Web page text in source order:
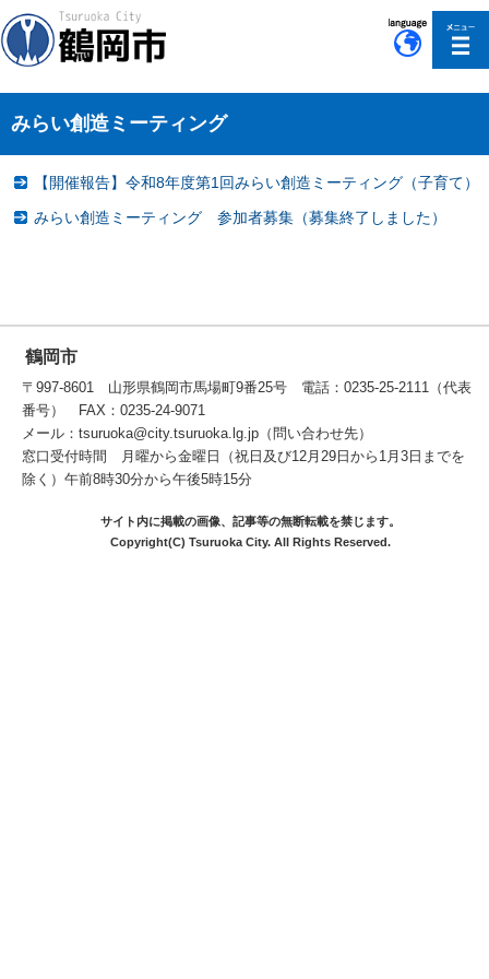
みらい創造ミーティング
【開催報告】令和8年度第1回みらい創造ミーティング（子育て）
みらい創造ミーティング 参加者募集（募集終了しました）
鶴岡市
〒997-8601 山形県鶴岡市馬場町9番25号 電話：0235-25-2111（代表
番号） FAX：0235-24-9071
メール：tsuruoka@city.tsuruoka.lg.jp（問い合わせ先）
窓口受付時間 月曜から金曜日（祝日及び12月29日から1月3日までを
除く）午前8時30分から午後5時15分
サイト内に掲載の画像、記事等の無断転載を禁じます。
Copyright(C) Tsuruoka City. All Rights Reserved.